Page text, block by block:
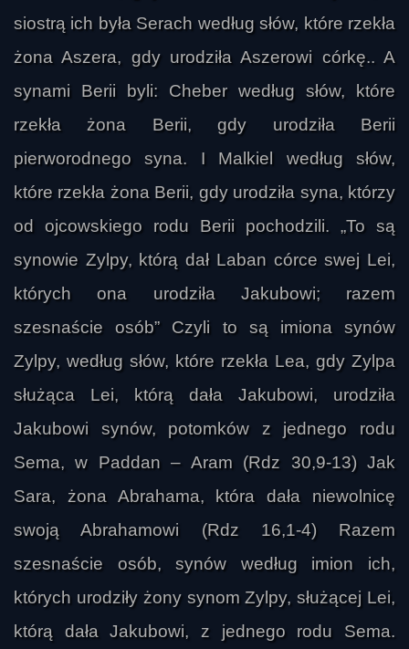
siostrą ich była Serach według słów, które rzekła
żona Aszera, gdy urodziła Aszerowi córkę.. A
synami Berii byli: Cheber według słów, które
rzekła żona Berii, gdy urodziła Berii
pierworodnego syna. I Malkiel według słów,
które rzekła żona Berii, gdy urodziła syna, którzy
od ojcowskiego rodu Berii pochodzili. „To są
synowie Zylpy, którą dał Laban córce swej Lei,
których ona urodziła Jakubowi; razem
szesnaście osób” Czyli to są imiona synów
Zylpy, według słów, które rzekła Lea, gdy Zylpa
służąca Lei, którą dała Jakubowi, urodziła
Jakubowi synów, potomków z jednego rodu
Sema, w Paddan – Aram (Rdz 30,9-13) Jak
Sara, żona Abrahama, która dała niewolnicę
swoją Abrahamowi (Rdz 16,1-4) Razem
szesnaście osób, synów według imion ich,
których urodziły żony synom Zylpy, służącej Lei,
którą dała Jakubowi, z jednego rodu Sema.